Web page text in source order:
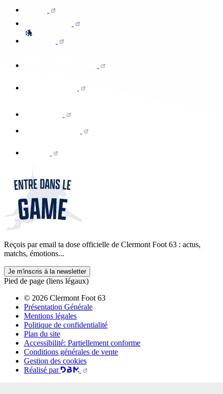
Reçois par email ta dose officielle de Clermont Foot 63 : actus,
matchs, émotions...
Je m'inscris à la newsletter
Pied de page (liens légaux)
© 2026 Clermont Foot 63
Présentation Générale
Mentions légales
Politique de confidentialité
Plan du site
Accessibilité: Partiellement conforme
Conditions générales de vente
Gestion des cookies
Réalisé par